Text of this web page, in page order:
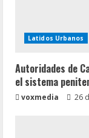
Latidos Urbanos
Autoridades de
el sistema
voxmedia 26